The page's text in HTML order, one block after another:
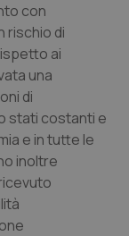
con
rischio di
ai
una
di
stati costanti e
e in tutte le
inoltre